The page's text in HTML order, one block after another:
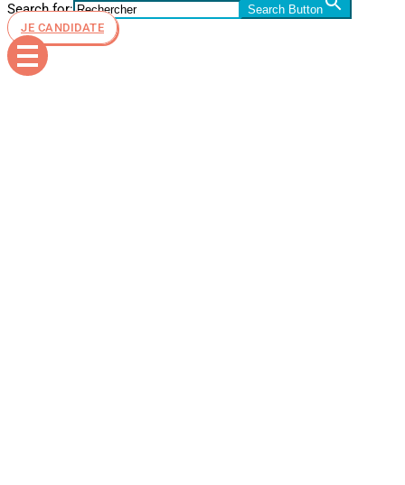
Search for:
Search Button
JE CANDIDATE